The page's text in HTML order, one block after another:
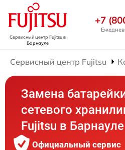
Сервисный центр Fujitsuв
Барнауле
+7
Сервисный центр Fujitsu
Замена
сетевого
Fujitsu в Барнауле
Официальный сервис